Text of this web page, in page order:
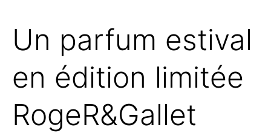
Un parfum estival
en édition limitée
RogeR&Gallet